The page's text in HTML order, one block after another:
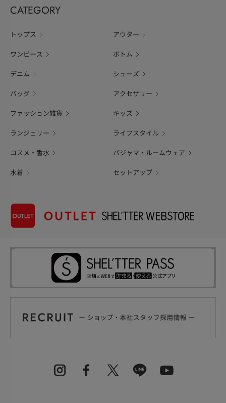
CATEGORY
トップス アウター
ワンピース ボトム
デニム シューズ
バッグ アクセサリー
ファッション雑貨 キッズ
ランジェリー ライフスタイル
コスメ・香水 パジャマ・ルームウェア
水着 セットアップ